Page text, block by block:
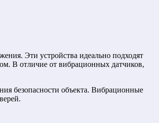
Эти устройства идеально подходят
В отличие от вибрационных датчиков,
безопасности объекта. Вибрационные